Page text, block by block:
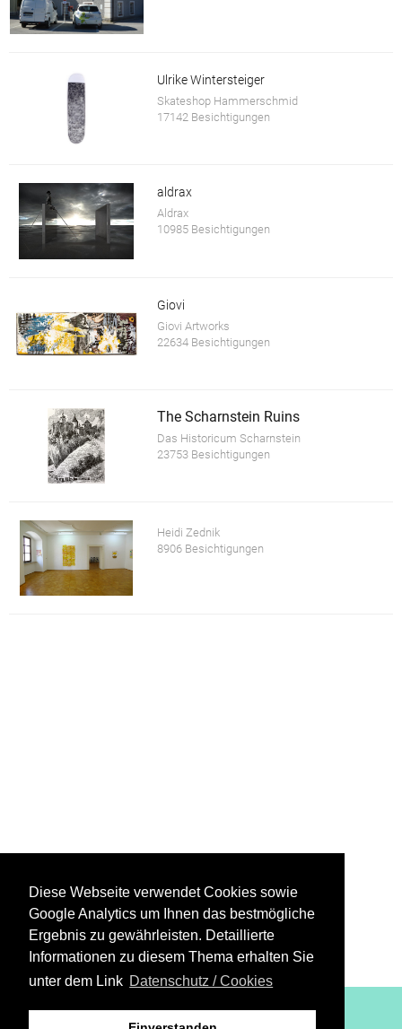
Diese Webseite verwendet Cookies sowie
Google Analytics um Ihnen das bestmögliche
Ergebnis zu gewährleisten. Detaillierte
Informationen zu diesem Thema erhalten Sie
unter dem Link Datenschutz / Cookies
Ulrike Wintersteiger
Skateshop Hammerschmid
17142 Besichtigungen
aldrax
Aldrax
10985 Besichtigungen
Giovi
Giovi Artworks
22634 Besichtigungen
The Scharnstein Ruins
Das Historicum Scharnstein
23753 Besichtigungen
Heidi Zednik
8906 Besichtigungen
XiBIT Infoguide 2021